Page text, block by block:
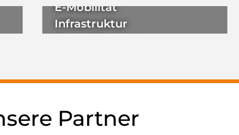
E-Mobilität
Infrastruktur
Partner